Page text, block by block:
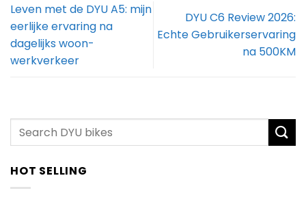
Leven met de DYU A5: mijn
eerlijke ervaring na
dagelijks woon-
werkverkeer
DYU C6 Review 2026:
Echte Gebruikerservaring
na 500KM
HOT SELLING